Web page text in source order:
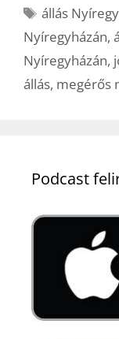
Címkék
állás
Nyíregyházán,
Nyíregyházán,
állás, megérős
Podcast